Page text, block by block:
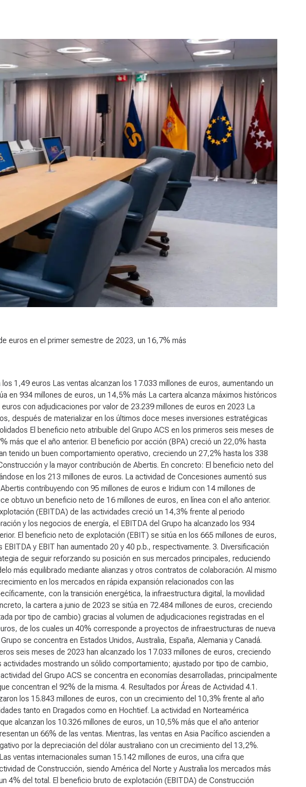
euros en el primer semestre de 2023, un 16,7% más
los 1,49 euros Las ventas alcanzan los 17.033 millones de euros, aumentando un
en 934 millones de euros, un 14,5% más La cartera alcanza máximos históricos
con adjudicaciones por valor de 23.239 millones de euros en 2023 La
después de materializar en los últimos doce meses inversiones estratégicas
El beneficio neto atribuible del Grupo ACS en los primeros seis meses de
más que el año anterior. El beneficio por acción (BPA) creció un 22,0% hasta
tenido un buen comportamiento operativo, creciendo un 27,2% hasta los 338
y la mayor contribución de Abertis. En concreto: El beneficio neto del
en los 213 millones de euros. La actividad de Concesiones aumentó sus
contribuyendo con 95 millones de euros e Iridium con 14 millones de
obtuvo un beneficio neto de 16 millones de euros, en línea con el año anterior.
(EBITDA) de las actividades creció un 14,3% frente al periodo
y los negocios de energía, el EBITDA del Grupo ha alcanzado los 934
El beneficio neto de explotación (EBIT) se sitúa en los 665 millones de euros,
y EBIT han aumentado 20 y 40 p.b., respectivamente. 3. Diversificación
de seguir reforzando su posición en sus mercados principales, reduciendo
más equilibrado mediante alianzas y otros contratos de colaboración. Al mismo
en los mercados en rápida expansión relacionados con las
con la transición energética, la infraestructura digital, la movilidad
la cartera a junio de 2023 se sitúa en 72.484 millones de euros, creciendo
por tipo de cambio) gracias al volumen de adjudicaciones registradas en el
de los cuales un 40% corresponde a proyectos de infraestructuras de nueva
se concentra en Estados Unidos, Australia, España, Alemania y Canadá.
seis meses de 2023 han alcanzado los 17.033 millones de euros, creciendo
mostrando un sólido comportamiento; ajustado por tipo de cambio,
del Grupo ACS se concentra en economías desarrolladas, principalmente
concentran el 92% de la misma. 4. Resultados por Áreas de Actividad 4.1.
los 15.843 millones de euros, con un crecimiento del 10,3% frente al año
tanto en Dragados como en Hochtief. La actividad en Norteamérica
alcanzan los 10.326 millones de euros, un 10,5% más que el año anterior
un 66% de las ventas. Mientras, las ventas en Asia Pacífico ascienden a
por la depreciación del dólar australiano con un crecimiento del 13,2%.
ventas internacionales suman 15.142 millones de euros, una cifra que
de Construcción, siendo América del Norte y Australia los mercados más
4% del total. El beneficio bruto de explotación (EBITDA) de Construcción